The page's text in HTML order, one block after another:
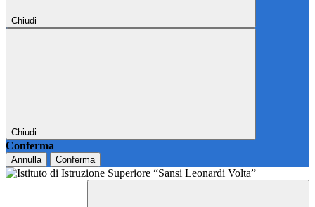
Chiudi
Chiudi
Conferma
Annulla Conferma